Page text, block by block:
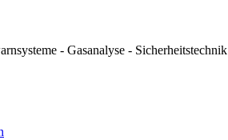
- Gasanalyse - Sicherheitstechnik